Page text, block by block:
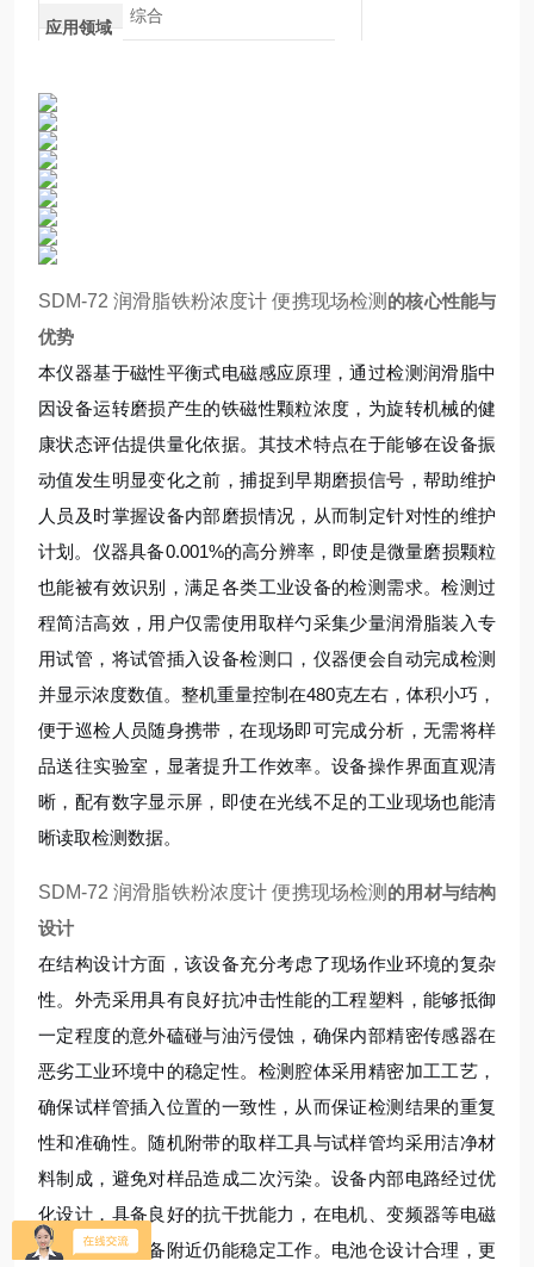
应用领域
综合
SDM-72 润滑脂铁粉浓度计 便携现场检测 的核心性能与
优势
本仪器基于磁性平衡式电磁感应原理，通过检测润滑脂中
因设备运转磨损产生的铁磁性颗粒浓度，为旋转机械的健
康状态评估提供量化依据。其技术特点在于能够在设备振
动值发生明显变化之前，捕捉到早期磨损信号，帮助维护
人员及时掌握设备内部磨损情况，从而制定针对性的维护
计划。仪器具备0.001%的高分辨率，即使是微量磨损颗粒
也能被有效识别，满足各类工业设备的检测需求。检测过
程简洁高效，用户仅需使用取样勺采集少量润滑脂装入专
用试管，将试管插入设备检测口，仪器便会自动完成检测
并显示浓度数值。整机重量控制在480克左右，体积小巧，
便于巡检人员随身携带，在现场即可完成分析，无需将样
品送往实验室，显著提升工作效率。设备操作界面直观清
晰，配有数字显示屏，即使在光线不足的工业现场也能清
晰读取检测数据。
SDM-72 润滑脂铁粉浓度计 便携现场检测 的用材与结构
设计
在结构设计方面，该设备充分考虑了现场作业环境的复杂
性。外壳采用具有良好抗冲击性能的工程塑料，能够抵御
一定程度的意外磕碰与油污侵蚀，确保内部精密传感器在
恶劣工业环境中的稳定性。检测腔体采用精密加工工艺，
确保试样管插入位置的一致性，从而保证检测结果的重复
性和准确性。随机附带的取样工具与试样管均采用洁净材
料制成，避免对样品造成二次污染。设备内部电路经过优
化设计，具备良好的抗干扰能力，在电机、变频器等电磁
环境复杂的设备附近仍能稳定工作。电池仓设计合理，更